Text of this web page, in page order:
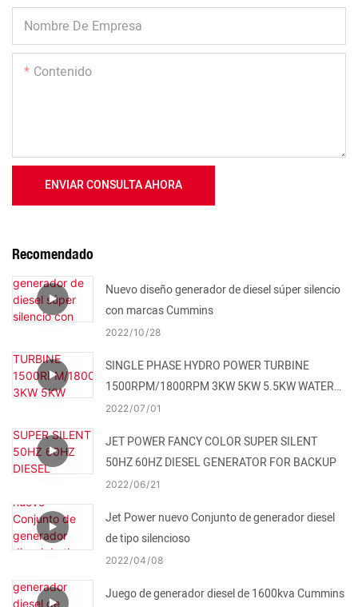
Nombre De Empresa
Contenido
ENVIAR CONSULTA AHORA
Recomendado
Nuevo diseño generador de diesel súper silencio
con marcas Cummins
2022 10 28
SINGLE PHASE HYDRO POWER TURBINE
1500RPM/1800RPM 3KW 5KW 5.5KW WATER
TURBINE FOR SALE
2022 07 01
JET POWER FANCY COLOR SUPER SILENT
50HZ 60HZ DIESEL GENERATOR FOR BACKUP
2022 06 21
Jet Power nuevo Conjunto de generador diesel
de tipo silencioso
2022 04 08
Juego de generador diesel de 1600kva Cummins